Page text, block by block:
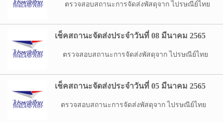
ตรวจสอบสถานะการจัดส่งพัสดุจาก ไปรษณีย์ไทย
เช็คสถานะจัดส่งประจำวันที่ 08 มีนาคม 2565
ตรวจสอบสถานะการจัดส่งพัสดุจาก ไปรษณีย์ไทย
เช็คสถานะจัดส่งประจำวันที่ 05 มีนาคม 2565
ตรวจสอบสถานะการจัดส่งพัสดุจาก ไปรษณีย์ไทย